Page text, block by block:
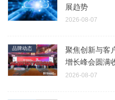
展趋势
2026-08-07
品牌动态
聚焦创新与客
增长峰会圆满
2026-08-07